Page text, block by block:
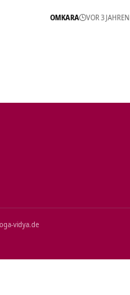
OMKARA VOR 3 JAHREN